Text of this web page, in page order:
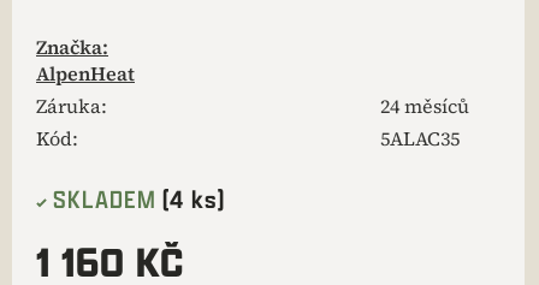
Značka:
AlpenHeat
Záruka:
24 měsíců
Kód:
5ALAC35
SKLADEM (4 ks)
1 160 KČ